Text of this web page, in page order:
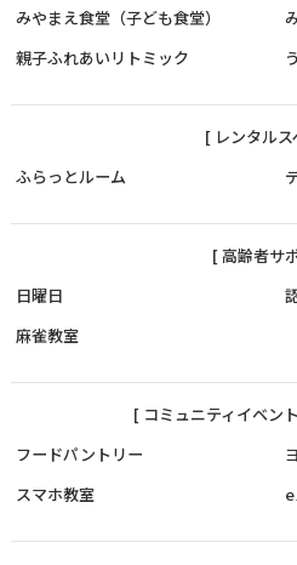
みやまえ食堂（子ども食堂）
親子ふれあいリトミック
[ レンタルス
ふらっとルーム
[ 高齢者サ
日曜日
麻雀教室
[ コミュニティイベン
フードパントリー
スマホ教室